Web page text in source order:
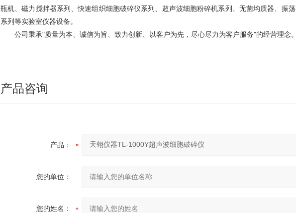
瓶机、磁力搅拌器系列、快速组织细胞破碎仪系列、超声波细胞粉碎机系列、无菌均质器、振
系列等实验室仪器设备。
公司秉承"质量为本、诚信为旨、致力创新、以客户为先，尽心尽力为客户服务"的经营理念
产品咨询
产品：
您的单位：
您的姓名：